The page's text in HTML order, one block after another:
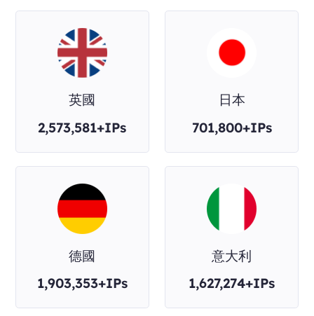
英國
2,573,581+IPs
日本
701,800+IPs
德國
1,903,353+IPs
意大利
1,627,274+IPs